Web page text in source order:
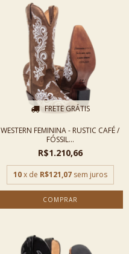
FRETE GRÁTIS
WESTERN FEMININA - RUSTIC CAFÉ /
FÓSSIL...
R$1.210,66
10 x de R$121,07 sem juros
COMPRAR